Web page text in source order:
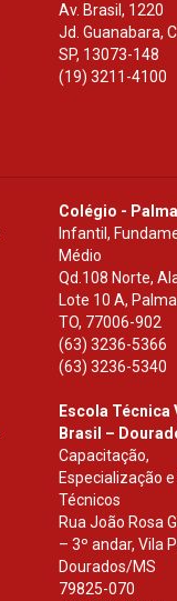
Av. Brasil, 1220
Jd. Guanabara,
SP, 13073-148
(19) 3211-4100
Colégio -
Infantil,
Médio
Qd.108 Norte,
Lote 10 A,
TO, 77006-902
(63) 3236-5366
(63) 3236-5340
Escola Técnica
Brasil –
Capacitação,
Especialização
Técnicos
Rua João Rosa
– 3º andar, Vila
Dourados/MS
79825-070